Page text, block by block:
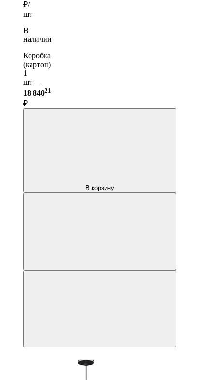
₽/
шт
В
наличии
Коробка
(картон)
1
шт —
18 84021
₽
В корзину